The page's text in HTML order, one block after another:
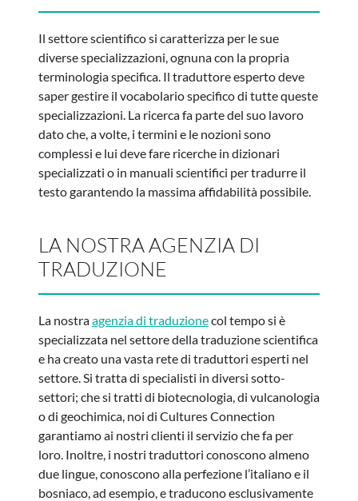
Il settore scientifico si caratterizza per le sue
diverse specializzazioni, ognuna con la propria
terminologia specifica. Il traduttore esperto deve
saper gestire il vocabolario specifico di tutte queste
specializzazioni. La ricerca fa parte del suo lavoro
dato che, a volte, i termini e le nozioni sono
complessi e lui deve fare ricerche in dizionari
specializzati o in manuali scientifici per tradurre il
testo garantendo la massima affidabilità possibile.
LA NOSTRA AGENZIA DI
TRADUZIONE
La nostraagenzia di traduzionecol tempo si è
specializzata nel settore della traduzione scientifica
e ha creato una vasta rete di traduttori esperti nel
settore. Si tratta di specialisti in diversi sotto-
settori; che si tratti di biotecnologia, di vulcanologia
o di geochimica, noi di Cultures Connection
garantiamo ai nostri clienti il servizio che fa per
loro. Inoltre, i nostri traduttori conoscono almeno
due lingue, conoscono alla perfezione l’italiano e il
bosniaco, ad esempio, e traducono esclusivamente